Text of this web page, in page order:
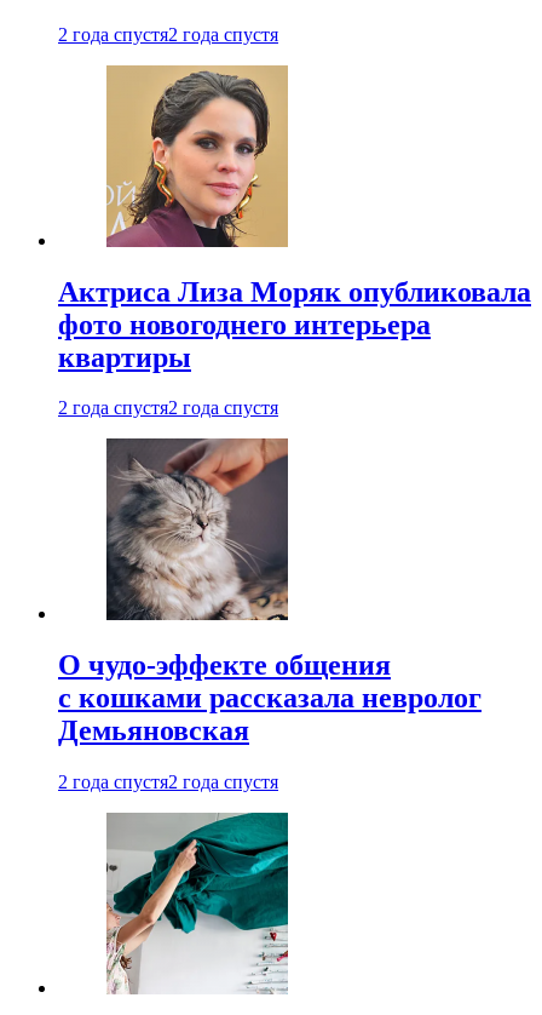
2 года спустя2 года спустя
Актриса Лиза Моряк опубликовала
фото новогоднего интерьера
квартиры
2 года спустя2 года спустя
О чудо-эффекте общения
с кошками рассказала невролог
Демьяновская
2 года спустя2 года спустя